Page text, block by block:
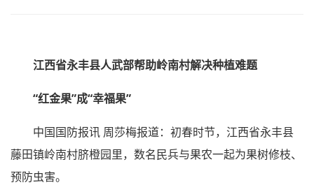
江西省永丰县人武部帮助岭南村解决种植难题
“红金果”成“幸福果”
中国国防报讯 周莎梅报道：初春时节，江西省永丰县
藤田镇岭南村脐橙园里，数名民兵与果农一起为果树修枝、
预防虫害。